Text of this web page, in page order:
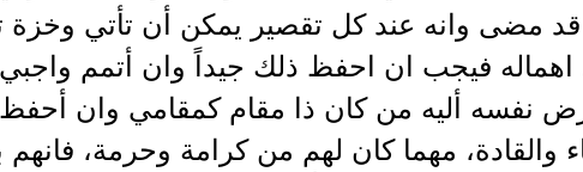
مضى وانه عند كل تقصير يمكن أن تأتي وخزة
فيجب ان احفظ ذلك جيداً وان أتمم واجبي
نفسه أليه من كان ذا مقام كمقامي وان
والقادة، مهما كان لهم من كرامة وحرمة،